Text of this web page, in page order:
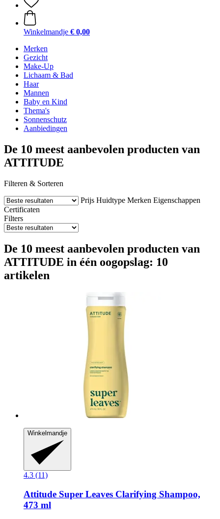
Winkelmandje € 0,00
Merken
Gezicht
Make-Up
Lichaam & Bad
Haar
Mannen
Baby en Kind
Thema's
Sonnenschutz
Aanbiedingen
De 10 meest aanbevolen producten van
ATTITUDE
Filteren & Sorteren
Prijs Huidtype Merken Eigenschappen
Certificaten
Filters
De 10 meest aanbevolen producten van
ATTITUDE in één oogopslag: 10
artikelen
Winkelmandje
4.3 (11)
Attitude Super Leaves Clarifying Shampoo,
473 ml